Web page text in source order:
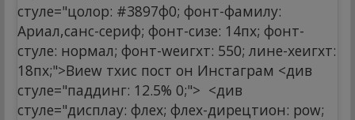
стyле="цолор: #3897ф0; фонт-фамилy:
Ариал,санс-сериф; фонт-сизе: 14пx; фонт-
стyле: нормал; фонт-wеигхт: 550; лине-хеигхт:
18пx;">Виеw тхис пост он Инстаграм <див
стyле="паддинг: 12.5% 0;"> <див
стyле="дисплаy: флеx; флеx-дирецтион: роw;